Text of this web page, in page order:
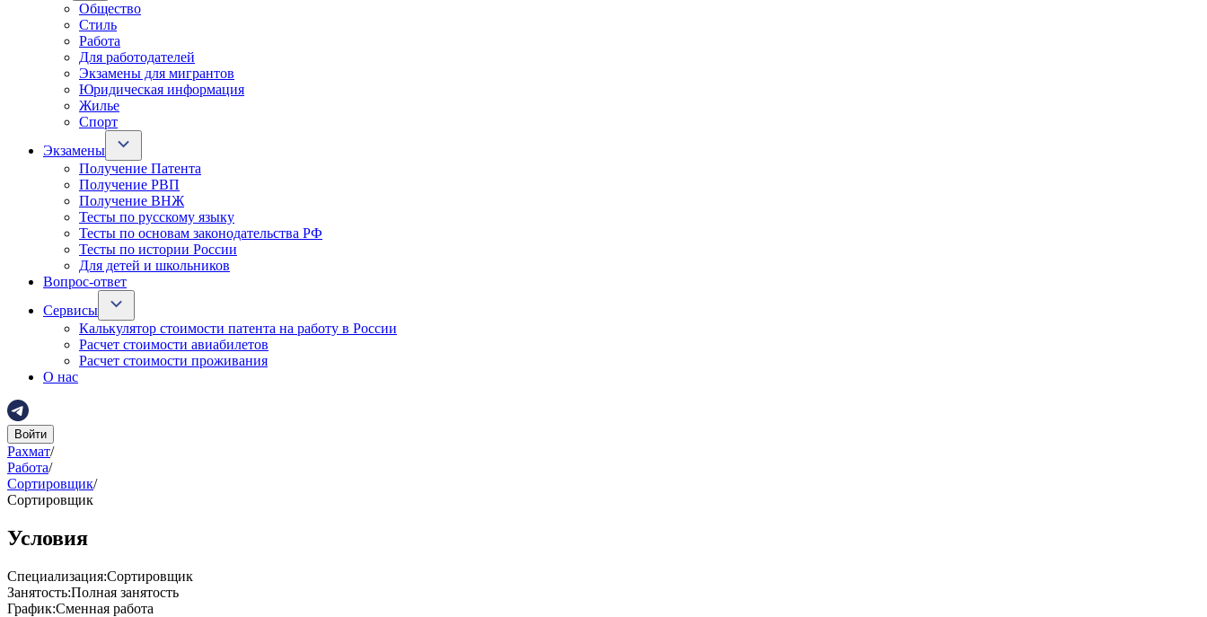
Общество
Стиль
Работа
Для работодателей
Экзамены для мигрантов
Юридическая информация
Жилье
Спорт
Экзамены
Получение Патента
Получение РВП
Получение ВНЖ
Тесты по русскому языку
Тесты по основам законодательства РФ
Тесты по истории России
Для детей и школьников
Вопрос-ответ
Сервисы
Калькулятор стоимости патента на работу в России
Расчет стоимости авиабилетов
Расчет стоимости проживания
О нас
Войти
Рахмат/
Работа/
Сортировщик/
Сортировщик
Условия
Специализация:Сортировщик
Занятость:Полная занятость
График:Сменная работа